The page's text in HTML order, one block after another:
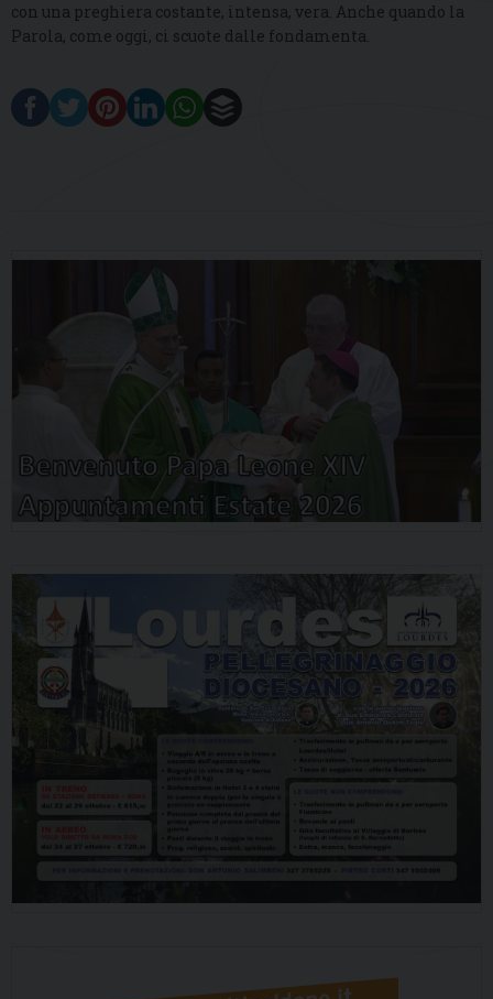
con una preghiera costante, intensa, vera. Anche quando la
Parola, come oggi, ci scuote dalle fondamenta.